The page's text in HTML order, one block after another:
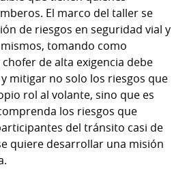
El marco del taller se
de riesgos en seguridad vial y
tomando como
de alta exigencia debe
mitigar no solo los riesgos que
rol al volante, sino que es
los riesgos que
del tránsito casi de
quiere desarrollar una misión